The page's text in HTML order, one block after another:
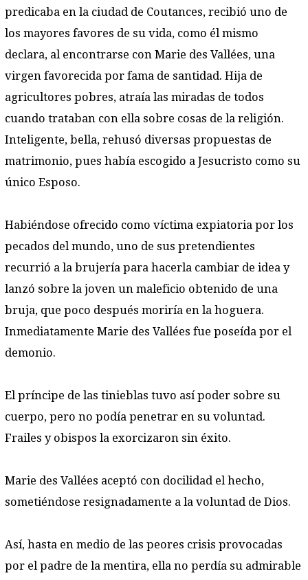
predicaba en la ciudad de Coutances, recibió uno de
los mayores favores de su vida, como él mismo
declara, al encontrarse con Marie des Vallées, una
virgen favorecida por fama de santidad. Hija de
agricultores pobres, atraía las miradas de todos
cuando trataban con ella sobre cosas de la religión.
Inteligente, bella, rehusó diversas propuestas de
matrimonio, pues había escogido a Jesucristo como su
único Esposo.
Habiéndose ofrecido como víctima expiatoria por los
pecados del mundo, uno de sus pretendientes
recurrió a la brujería para hacerla cambiar de idea y
lanzó sobre la joven un maleficio obtenido de una
bruja, que poco después moriría en la hoguera.
Inmediatamente Marie des Vallées fue poseída por el
demonio.
El príncipe de las tinieblas tuvo así poder sobre su
cuerpo, pero no podía penetrar en su voluntad.
Frailes y obispos la exorcizaron sin éxito.
Marie des Vallées aceptó con docilidad el hecho,
sometiéndose resignadamente a la voluntad de Dios.
Así, hasta en medio de las peores crisis provocadas
por el padre de la mentira, ella no perdía su admirable